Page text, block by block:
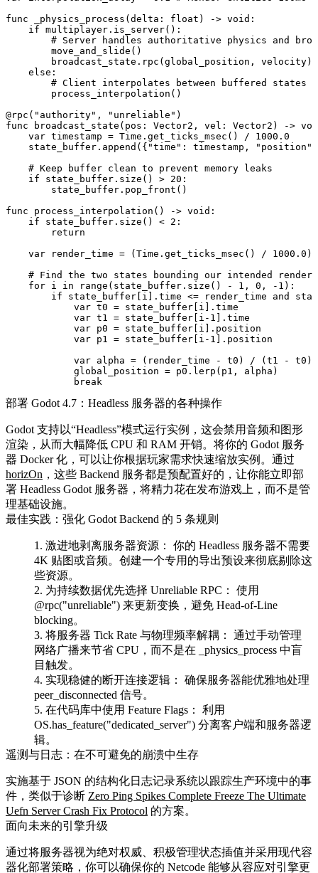
func _physics_process(delta: float) -> void:
    if multiplayer.is_server():
# Server handles authoritative physics and
        move_and_slide()
        broadcast_state.rpc(global_position, velocity)
    else:
        # Client interpolates between buffered states
        process_interpolation()
@rpc("authority", "unreliable")
func broadcast_state(pos: Vector2, vel: Vector2) ->
    var timestamp = Time.get_ticks_msec() / 1000.0
state_buffer.append({"time": timestamp,
    # Keep buffer clean to prevent memory leaks
    if state_buffer.size() > 20:
        state_buffer.pop_front()
func process_interpolation() -> void:
    if state_buffer.size() < 2:
        return
var render_time = (Time.get_ticks_msec() / 1000.0)
# Find the two states bounding our intended render
    for i in range(state_buffer.size() - 1, 0, -1):
if state_buffer[i].time <= render_time and
            var t0 = state_buffer[i].time
            var t1 = state_buffer[i-1].time
            var p0 = state_buffer[i].position
            var p1 = state_buffer[i-1].position
            var alpha = (render_time - t0) / (t1 - t0)
            global_position = p0.lerp(p1, alpha)
部署 Godot 4.7：Headless 服务器的各种操作
Godot 支持以“Headless”模式运行实例，这会禁用音频和图形
渲染，从而大幅降低 CPU 和 RAM 开销。将你的 Godot 服务
器 Docker 化，可以让你根据玩家需求快速缩放实例。通过
horizOn ，这些 Backend 服务都是预配置好的，让你能立即部
署 Headless Godot 服务器，将精力花在发布游戏上，而不是管
理基础设施。
最佳实践：强化 Godot Backend 的 5 条规则
激进地剥离服务器资源：
你的 Headless 服务器不需要
4K 贴图或音频。创建一个专用的导出预设来彻底剔除这
些资源。
为持续数据优先选择 Unreliable RPC：
使用
@rpc("unreliable") 来更新变换，避免 Head-of-Line
blocking。
将服务器 Tick Rate 与物理频率解耦：
通过手动管理
网络广播来节省 CPU，而不是在
_physics_process 中盲
目触发。
实现稳健的断开连接逻辑：
确保服务器能优雅地处理
peer_disconnected 信号。
在代码库中使用 Feature Flags：
利用
OS.has_feature("dedicated_server") 分离客户端和服务器逻
辑。
遥测与日志：在不可避免的崩溃中生存
实施基于 JSON 的结构化日志记录系统以跟踪生产环境中的事
件，类似于诊断 Zero Ping Spikes Complete Freeze The Ultimate
Uefn Server Crash Fix Protocol 的方案。
面向未来的引擎升级
通过将服务器视为绝对权威、积极管理状态插值并采用现代容
器化部署策略，你可以确保你的 Netcode 能够从容应对引擎更